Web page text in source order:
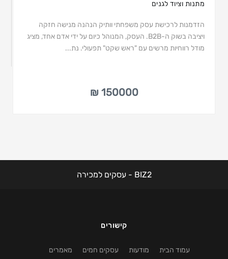
מתנות וציוד לגנים
הזדמנות לרכישת עסק משפחתי וותיק הנהנה מנישה חזקה
ויציבה בשוק ה-B2B. העסק, המנוהל כיום על ידי אדם אחד, מציג
מודל רווחיות מרשים עם "ראש שקט" תפעולי. נת...
150000 ₪
BIZ2 - עסקים למכירה
קישורים
עמוד הבית מודעות עסקים חמים מאמרים